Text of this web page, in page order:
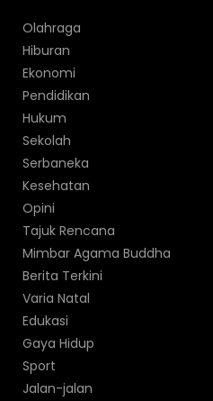
Olahraga
Hiburan
Ekonomi
Pendidikan
Hukum
Sekolah
Serbaneka
Kesehatan
Opini
Tajuk Rencana
Mimbar Agama Buddha
Berita Terkini
Varia Natal
Edukasi
Gaya Hidup
Sport
Jalan-jalan